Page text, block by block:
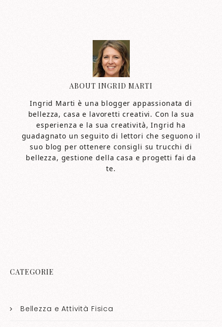
ABOUTINGRID MARTI
Ingrid Marti è una blogger appassionata di
bellezza, casa e lavoretti creativi. Con la sua
esperienza e la sua creatività, Ingrid ha
guadagnato un seguito di lettori che seguono il
suo blog per ottenere consigli su trucchi di
bellezza, gestione della casa e progetti fai da
te.
CATEGORIE
Bellezza e Attività Fisica